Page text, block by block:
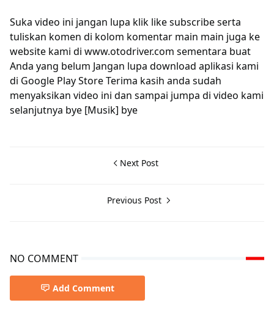
Suka video ini jangan lupa klik like subscribe serta
tuliskan komen di kolom komentar main main juga ke
website kami di www.otodriver.com sementara buat
Anda yang belum Jangan lupa download aplikasi kami
di Google Play Store Terima kasih anda sudah
menyaksikan video ini dan sampai jumpa di video kami
selanjutnya bye [Musik] bye
Next Post
Previous Post
NO COMMENT
Add Comment